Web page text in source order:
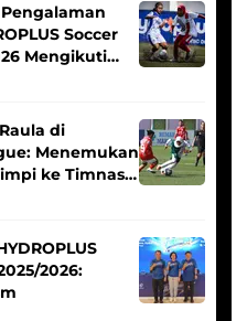
Soccer
Mengikuti
Putri
di
Menemukan
ke Timnas
2026: